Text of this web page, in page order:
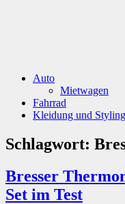
Auto
Mietwagen
Fahrrad
Kleidung und Styling
Schlagwort:
Bresser
Set im Test